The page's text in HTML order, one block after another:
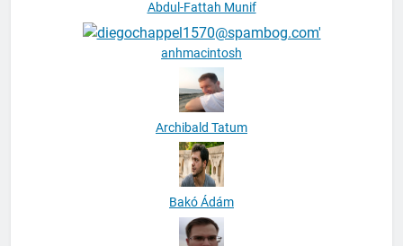
Abdul-Fattah Munif
anhmacintosh
Archibald Tatum
Bakó Ádám